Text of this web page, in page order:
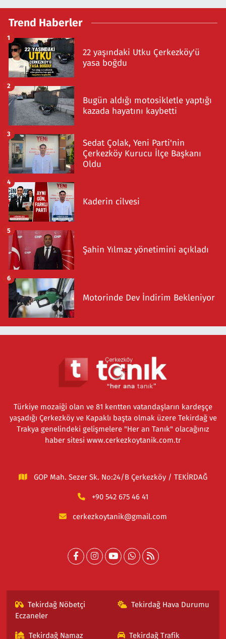
Trend Haberler
22 yaşındaki Utku Çerkezköy'ü
yasa boğdu
1
Bugün aldığı motosikletle yaptığı
kazada hayatını kaybetti
2
Sedat Çolak, Yeni Parti'nin
Çerkezköy Kurucu İlçe Başkanı
Oldu
3
Kaderin cilvesi
4
Şahin Yılmaz yönetimini açıkladı
5
Motorinde Dev İndirim Bekleniyor
6
Türkiye mozaiği olan ve 81 kentten vatandaşların kardeşçe
yaşadığı Çerkezköy ve Kapaklı başta olmak üzere Tekirdağ ve
Trakya genelindeki gelişmelere "Her an Tanık" olacağınız
haber sitesi www.cerkezkoytanik.com.tr
GOP Mah. Sezer Sk. No:24/B Çerkezköy / TEKİRDAĞ
+90 542 675 46 41
cerkezkoytanik@gmail.com
Tekirdağ Nöbetçi
Eczaneler
Tekirdağ Hava Durumu
Tekirdağ Namaz Tekirdağ Trafik